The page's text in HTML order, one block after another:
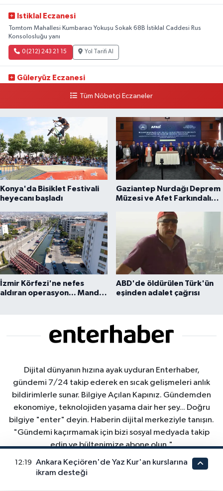
Istiklal Eczanesi
Tomtom Mahallesi Kumbaracı Yokuşu Sokak 68B İstiklal Caddesi Rus
Konsolosluğu yanı
0 (212) 243 21 15 Yol Tarifi Al
Güleryüz Eczanesi
kalaycıbahçe Meydana DoğruTüm Nöbetçi Eczaneler
Konya'da Bisiklet Festivali
heyecanı başladı
Gaziantep Nurdağı Deprem
Müzesi ve Afet Farkındalık
İzmir Körfezi'ne nefes
aldıran operasyon... Manda
ABD'de öldürülen Türk'ün
eşinden adalet çağrısı
Dijital dünyanın hızına ayak uyduran Enterhaber,
gündemi 7/24 takip ederek en sıcak gelişmeleri anlık
bildirimlerle sunar. Bilgiye Açılan Kapınız. Gündemden
ekonomiye, teknolojiden yaşama dair her şey... Doğru
bilgiye "enter" deyin. Haberin dijital merkeziyle tanışın.
"Gündemi kaçırmamak için bizi sosyal medyada takip
edin ve bültenimize abone olun."
12:19
Ankara Keçiören'de Yaz Kur'an kurslarına
ikram desteği